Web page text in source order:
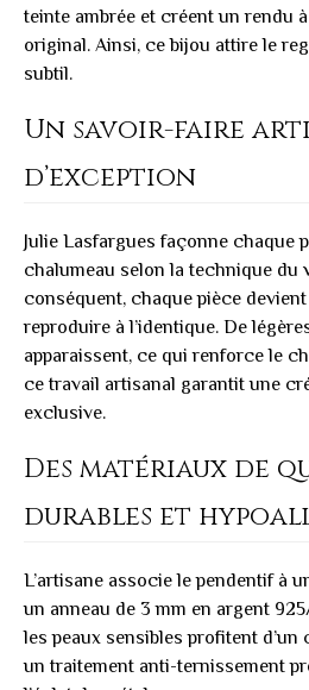
teinte ambrée et créent un rendu
original. Ainsi, ce bijou attire le
subtil.
Un savoir-faire
d’exception
Julie Lasfargues façonne chaque
chalumeau selon la technique du
conséquent, chaque pièce
reproduire à l’identique. De
apparaissent, ce qui renforce le
ce travail artisanal garantit une
exclusive.
Des matériaux de
durables et
L’artisane associe le pendentif à
un anneau de 3 mm en argent
les peaux sensibles profitent
un traitement anti-ternissement